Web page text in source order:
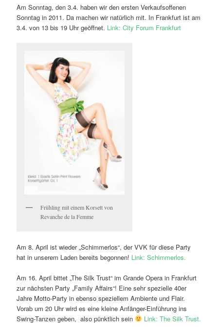
Am Sonntag, den 3.4. haben wir den ersten Verkaufsoffenen
Sonntag in 2011. Da machen wir natürlich mit. In Frankfurt ist am
3.4. von 13 bis 19 Uhr geöffnet. Link: City Forum Frankfurt
Frühling mit einem Korsett von
Revanche de la Femme
Am 8. April ist wieder „Schimmerlos“, der VVK für diese Party
hat in unserem Laden bereits begonnen! Link: Schimmerlos.
Am 16. April bittet „The Silk Trust“ im Grande Opera in Frankfurt
zur nächsten Party „Family Affairs“! Eine sehr spezielle 40er
Jahre Motto-Party in ebenso speziellem Ambiente und Flair.
Vorab um 20 Uhr wird es eine kleine Anfänger-Einführung ins
Swing-Tanzen geben, also pünktlich sein
Link: The Silk Trust.